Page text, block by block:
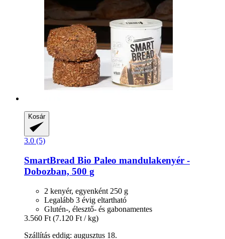
Kosár
3.0 (5)
SmartBread Bio Paleo mandulakenyér -​
Dobozban, 500 g
2 kenyér, egyenként 250 g
Legalább 3 évig eltartható
Glutén-, élesztő- és gabonamentes
3.560 Ft (7.120 Ft / kg)
Szállítás eddig: augusztus 18.